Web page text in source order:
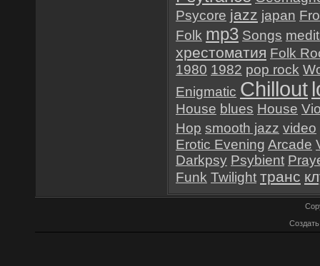
Psycore jazz japan
Folk mp3 Songs
хрестоматия Folk
1980 1982 pop rock
Enigmatic Chillout
House blues House
Hop smooth jazz video
Erotic Evening Arcade
Darkpsy Psybient
Funk Twilight транс